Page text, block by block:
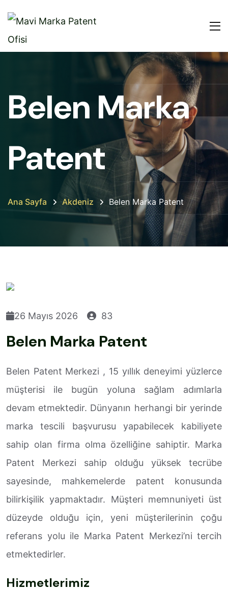
Belen Marka
Patent
Ana Sayfa Akdeniz Belen Marka Patent
26 Mayıs 2026 83
Belen Marka Patent
Belen Patent Merkezi , 15 yıllık deneyimi yüzlerce
müşterisi ile bugün yoluna sağlam adımlarla
devam etmektedir. Dünyanın herhangi bir yerinde
marka tescili başvurusu yapabilecek kabiliyete
sahip olan firma olma özelliğine sahiptir. Marka
Patent Merkezi sahip olduğu yüksek tecrübe
sayesinde, mahkemelerde patent konusunda
bilirkişilik yapmaktadır. Müşteri memnuniyeti üst
düzeyde olduğu için, yeni müşterilerinin çoğu
referans yolu ile Marka Patent Merkezi’ni tercih
etmektedirler.
Hizmetlerimiz